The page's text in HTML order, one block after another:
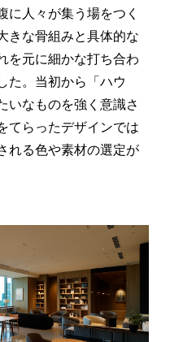
人々が集う場をつく
きな骨組みと具体的な
を元に細かな打ち合わ
た。当初から「ハウ
いなものを強く意識さ
てらったデザインでは
れる色や素材の選定が